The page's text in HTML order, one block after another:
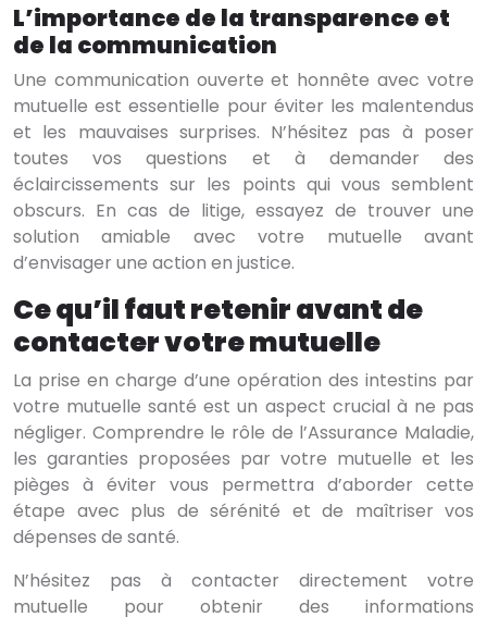
L’importance de la transparence et
de la communication
Une communication ouverte et honnête avec votre
mutuelle est essentielle pour éviter les malentendus
et les mauvaises surprises. N’hésitez pas à poser
toutes vos questions et à demander des
éclaircissements sur les points qui vous semblent
obscurs. En cas de litige, essayez de trouver une
solution amiable avec votre mutuelle avant
d’envisager une action en justice.
Ce qu’il faut retenir avant de
contacter votre mutuelle
La prise en charge d’une opération des intestins par
votre mutuelle santé est un aspect crucial à ne pas
négliger. Comprendre le rôle de l’Assurance Maladie,
les garanties proposées par votre mutuelle et les
pièges à éviter vous permettra d’aborder cette
étape avec plus de sérénité et de maîtriser vos
dépenses de santé.
N’hésitez pas à contacter directement votre
mutuelle pour obtenir des informations